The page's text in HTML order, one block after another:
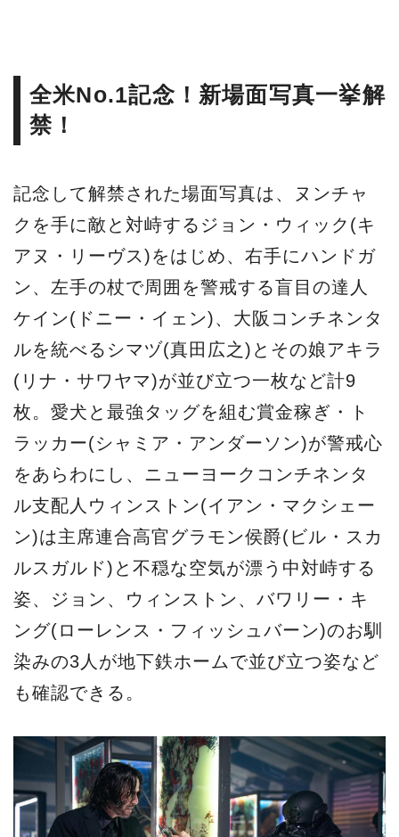
全米No.1記念！新場面写真一挙解
禁！
記念して解禁された場面写真は、ヌンチャ
クを手に敵と対峙するジョン・ウィック(キ
アヌ・リーヴス)をはじめ、右手にハンドガ
ン、左手の杖で周囲を警戒する盲目の達人
ケイン(ドニー・イェン)、大阪コンチネンタ
ルを統べるシマヅ(真田広之)とその娘アキラ
(リナ・サワヤマ)が並び立つ一枚など計9
枚。愛犬と最強タッグを組む賞金稼ぎ・ト
ラッカー(シャミア・アンダーソン)が警戒心
をあらわにし、ニューヨークコンチネンタ
ル支配人ウィンストン(イアン・マクシェー
ン)は主席連合高官グラモン侯爵(ビル・スカ
ルスガルド)と不穏な空気が漂う中対峙する
姿、ジョン、ウィンストン、バワリー・キ
ング(ローレンス・フィッシュバーン)のお馴
染みの3人が地下鉄ホームで並び立つ姿など
も確認できる。